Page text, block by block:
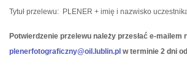
Tytuł przelewu: PLENER + imię i nazwisko
Potwierdzenie przelewu należy przesłać e-mailem
plenerfotograficzny@oil.lublin.pl w terminie 2 dni